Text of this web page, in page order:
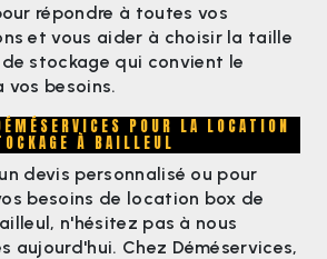
répondre à toutes vos
et vous aider à choisir la taille
stockage qui convient le
vos besoins.
POUR LA LOCATION
À BAILLEUL
devis personnalisé ou pour
besoins de location box de
n'hésitez pas à nous
aujourd'hui. Chez Déméservices,